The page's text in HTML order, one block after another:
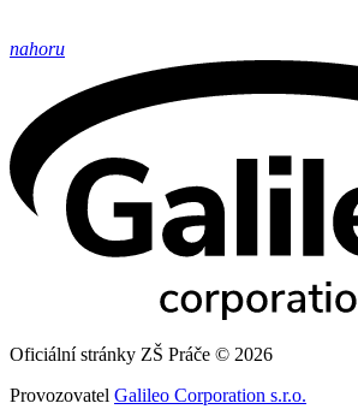
nahoru
Oficiální stránky ZŠ Práče © 2026
Provozovatel Galileo Corporation s.r.o.